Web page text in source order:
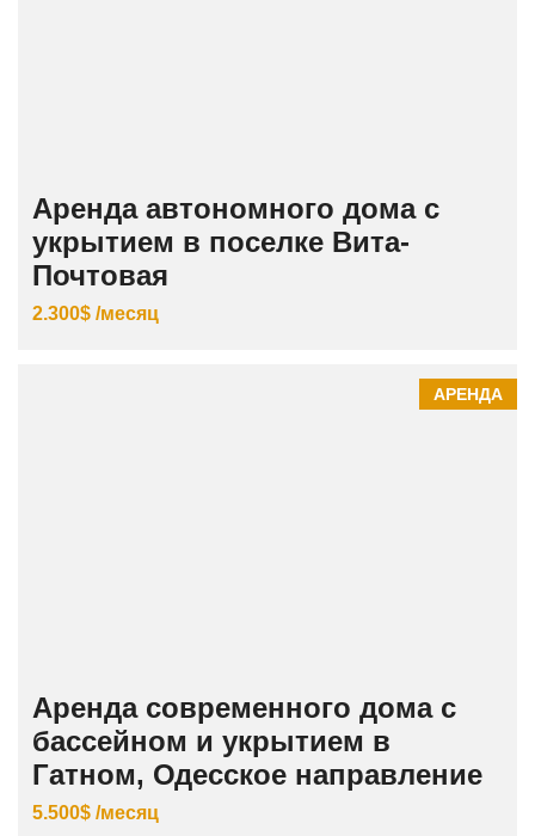
Аренда автономного дома с
укрытием в поселке Вита-
Почтовая
2.300$ /месяц
АРЕНДА
Аренда современного дома с
бассейном и укрытием в
Гатном, Одесское направление
5.500$ /месяц